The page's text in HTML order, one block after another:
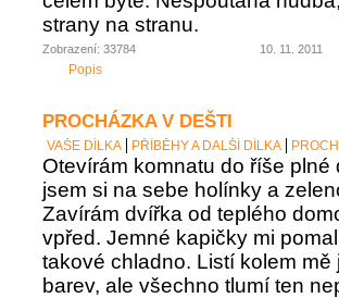
strany na stranu.
Zobrazení: 33784 10. 11. 2011
Popis
PROCHÁZKA V DEŠTI
VAŠE DÍLKA PŘÍBĚHY A DALŠÍ DÍLKA
Otevírám komnatu do říše plné
jsem si na sebe holínky a
Zavírám dvířka od teplého
vpřed. Jemné kapičky mi
takové chladno. Listí kolem
barev, ale všechno tlumí ten